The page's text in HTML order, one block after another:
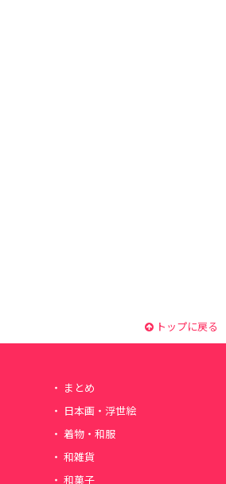
トップに戻る
まとめ
日本画・浮世絵
着物・和服
和雑貨
和菓子